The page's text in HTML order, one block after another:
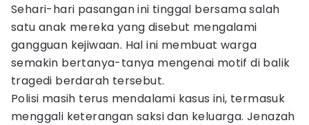
Sehari-hari pasangan ini tinggal bersama salah
satu anak mereka yang disebut mengalami
gangguan kejiwaan. Hal ini membuat warga
semakin bertanya-tanya mengenai motif di balik
tragedi berdarah tersebut.
Polisi masih terus mendalami kasus ini, termasuk
menggali keterangan saksi dan keluarga. Jenazah